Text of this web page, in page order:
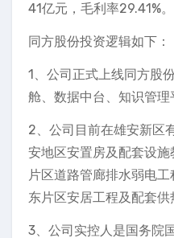
41亿元，毛利率29.41%。
同方股份投资逻辑如下：
1、公司正式上线同方股
舱、数据中台、知识管
2、公司目前在雄安新区
安地区安置房及配套设
片区道路管廊排水弱电
东片区安居工程及配套供
3、公司实控人是国务院